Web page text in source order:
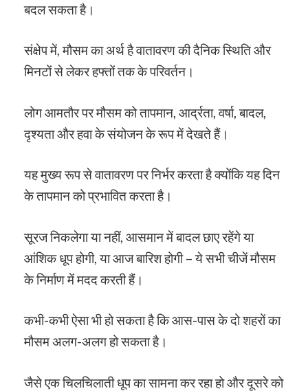
बदल सकता है।
संक्षेप में, मौसम का अर्थ है वातावरण की दैनिक स्थिति और
मिनटों से लेकर हफ्तों तक के परिवर्तन।
लोग आमतौर पर मौसम को तापमान, आर्द्रता, वर्षा, बादल,
दृश्यता और हवा के संयोजन के रूप में देखते हैं।
यह मुख्य रूप से वातावरण पर निर्भर करता है क्योंकि यह दिन
के तापमान को प्रभावित करता है।
सूरज निकलेगा या नहीं, आसमान में बादल छाए रहेंगे या
आंशिक धूप होगी, या आज बारिश होगी – ये सभी चीजें मौसम
के निर्माण में मदद करती हैं।
कभी-कभी ऐसा भी हो सकता है कि आस-पास के दो शहरों का
मौसम अलग-अलग हो सकता है।
जैसे एक चिलचिलाती धूप का सामना कर रहा हो और दूसरे को